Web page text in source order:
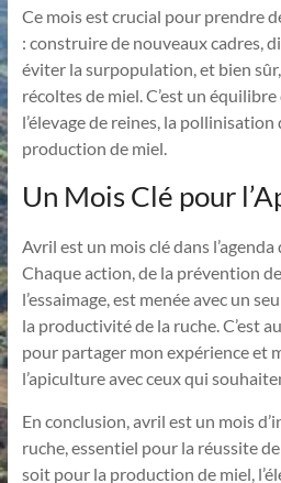
Ce mois est crucial pour prendre
: construire de nouveaux cadres,
éviter la surpopulation, et bien
récoltes de miel. C’est un
l’élevage de reines, la
production de miel.
Un Mois Clé pour
Avril est un mois clé dans
Chaque action, de la prévention
l’essaimage, est menée avec un
la productivité de la ruche. C’est
pour partager mon expérience et
l’apiculture avec ceux qui
En conclusion, avril est un mois
ruche, essentiel pour la réussite
soit pour la production de miel,